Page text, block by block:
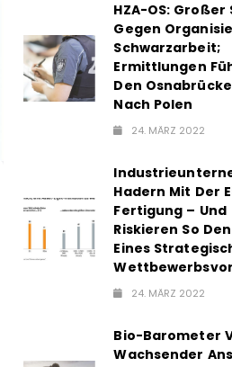
HZA-OS: Großer
Gegen
Schwarzarbeit;
Ermittlungen
Den
Nach Polen
24. MÄRZ 2022
Hadern Mit Der
Fertigung – Und
Riskieren So
Eines
24. MÄRZ 2022
Bio-Barometer
Wachsender